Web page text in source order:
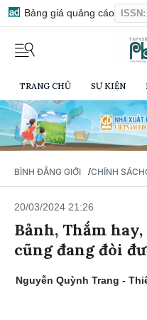
Bảng giá quảng cáo
TRANG CHỦ SỰ KIỆN
BÌNH ĐẲNG GIỚI /CHÍNH SÁCH
20/03/2024 21:26
Bảnh, Thắm
cũng đang đòi
Nguyễn Quỳnh Trang -